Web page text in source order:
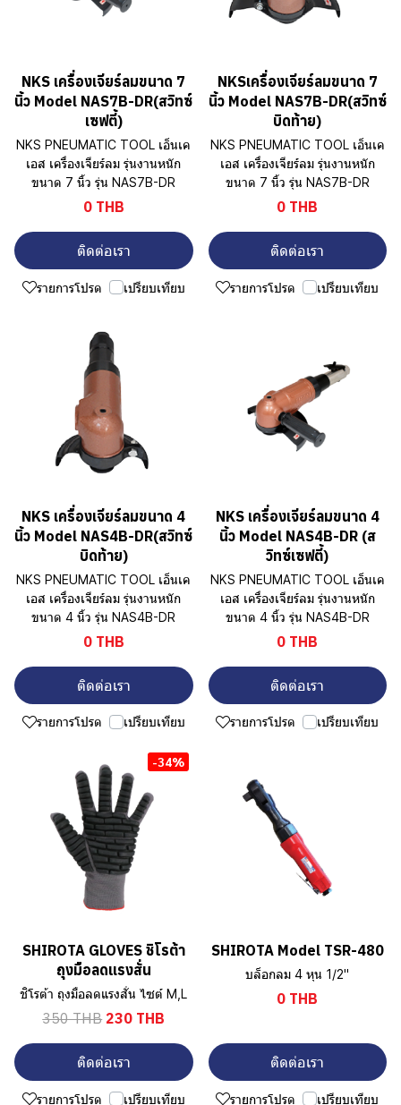
NKS เครื่องเจียร์ลมขนาด 7
นิ้ว Model NAS7B-DR(สวิทซ์
เซฟตี้)
NKS PNEUMATIC TOOL เอ็นเค
เอส เครื่องเจียร์ลม รุ่นงานหนัก
ขนาด 7 นิ้ว รุ่น NAS7B-DR
0 THB
ติดต่อเรา
รายการโปรด เปรียบเทียบ
NKSเครื่องเจียร์ลมขนาด 7
นิ้ว Model NAS7B-DR(สวิทซ์
บิดท้าย)
NKS PNEUMATIC TOOL เอ็นเค
เอส เครื่องเจียร์ลม รุ่นงานหนัก
ขนาด 7 นิ้ว รุ่น NAS7B-DR
0 THB
ติดต่อเรา
รายการโปรด เปรียบเทียบ
NKS เครื่องเจียร์ลมขนาด 4
นิ้ว Model NAS4B-DR(สวิทซ์
บิดท้าย)
NKS PNEUMATIC TOOL เอ็นเค
เอส เครื่องเจียร์ลม รุ่นงานหนัก
ขนาด 4 นิ้ว รุ่น NAS4B-DR
0 THB
ติดต่อเรา
รายการโปรด เปรียบเทียบ
NKS เครื่องเจียร์ลมขนาด 4
นิ้ว Model NAS4B-DR (ส
วิทซ์เซฟตี้)
NKS PNEUMATIC TOOL เอ็นเค
เอส เครื่องเจียร์ลม รุ่นงานหนัก
ขนาด 4 นิ้ว รุ่น NAS4B-DR
0 THB
ติดต่อเรา
รายการโปรด เปรียบเทียบ
-34%
SHIROTA GLOVES ชิโรต้า
ถุงมือลดแรงสั่น
ชิโรต้า ถุงมือลดแรงสั่น ไซต์ M,L
350 THB 230 THB
ติดต่อเรา
รายการโปรด เปรียบเทียบ
SHIROTA Model TSR-480
บล็อกลม 4 หุน 1/2"
0 THB
ติดต่อเรา
รายการโปรด เปรียบเทียบ